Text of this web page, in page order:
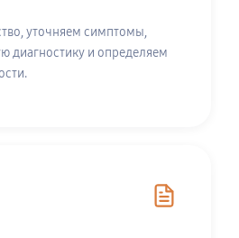
уточняем симптомы,
диагностику и определяем